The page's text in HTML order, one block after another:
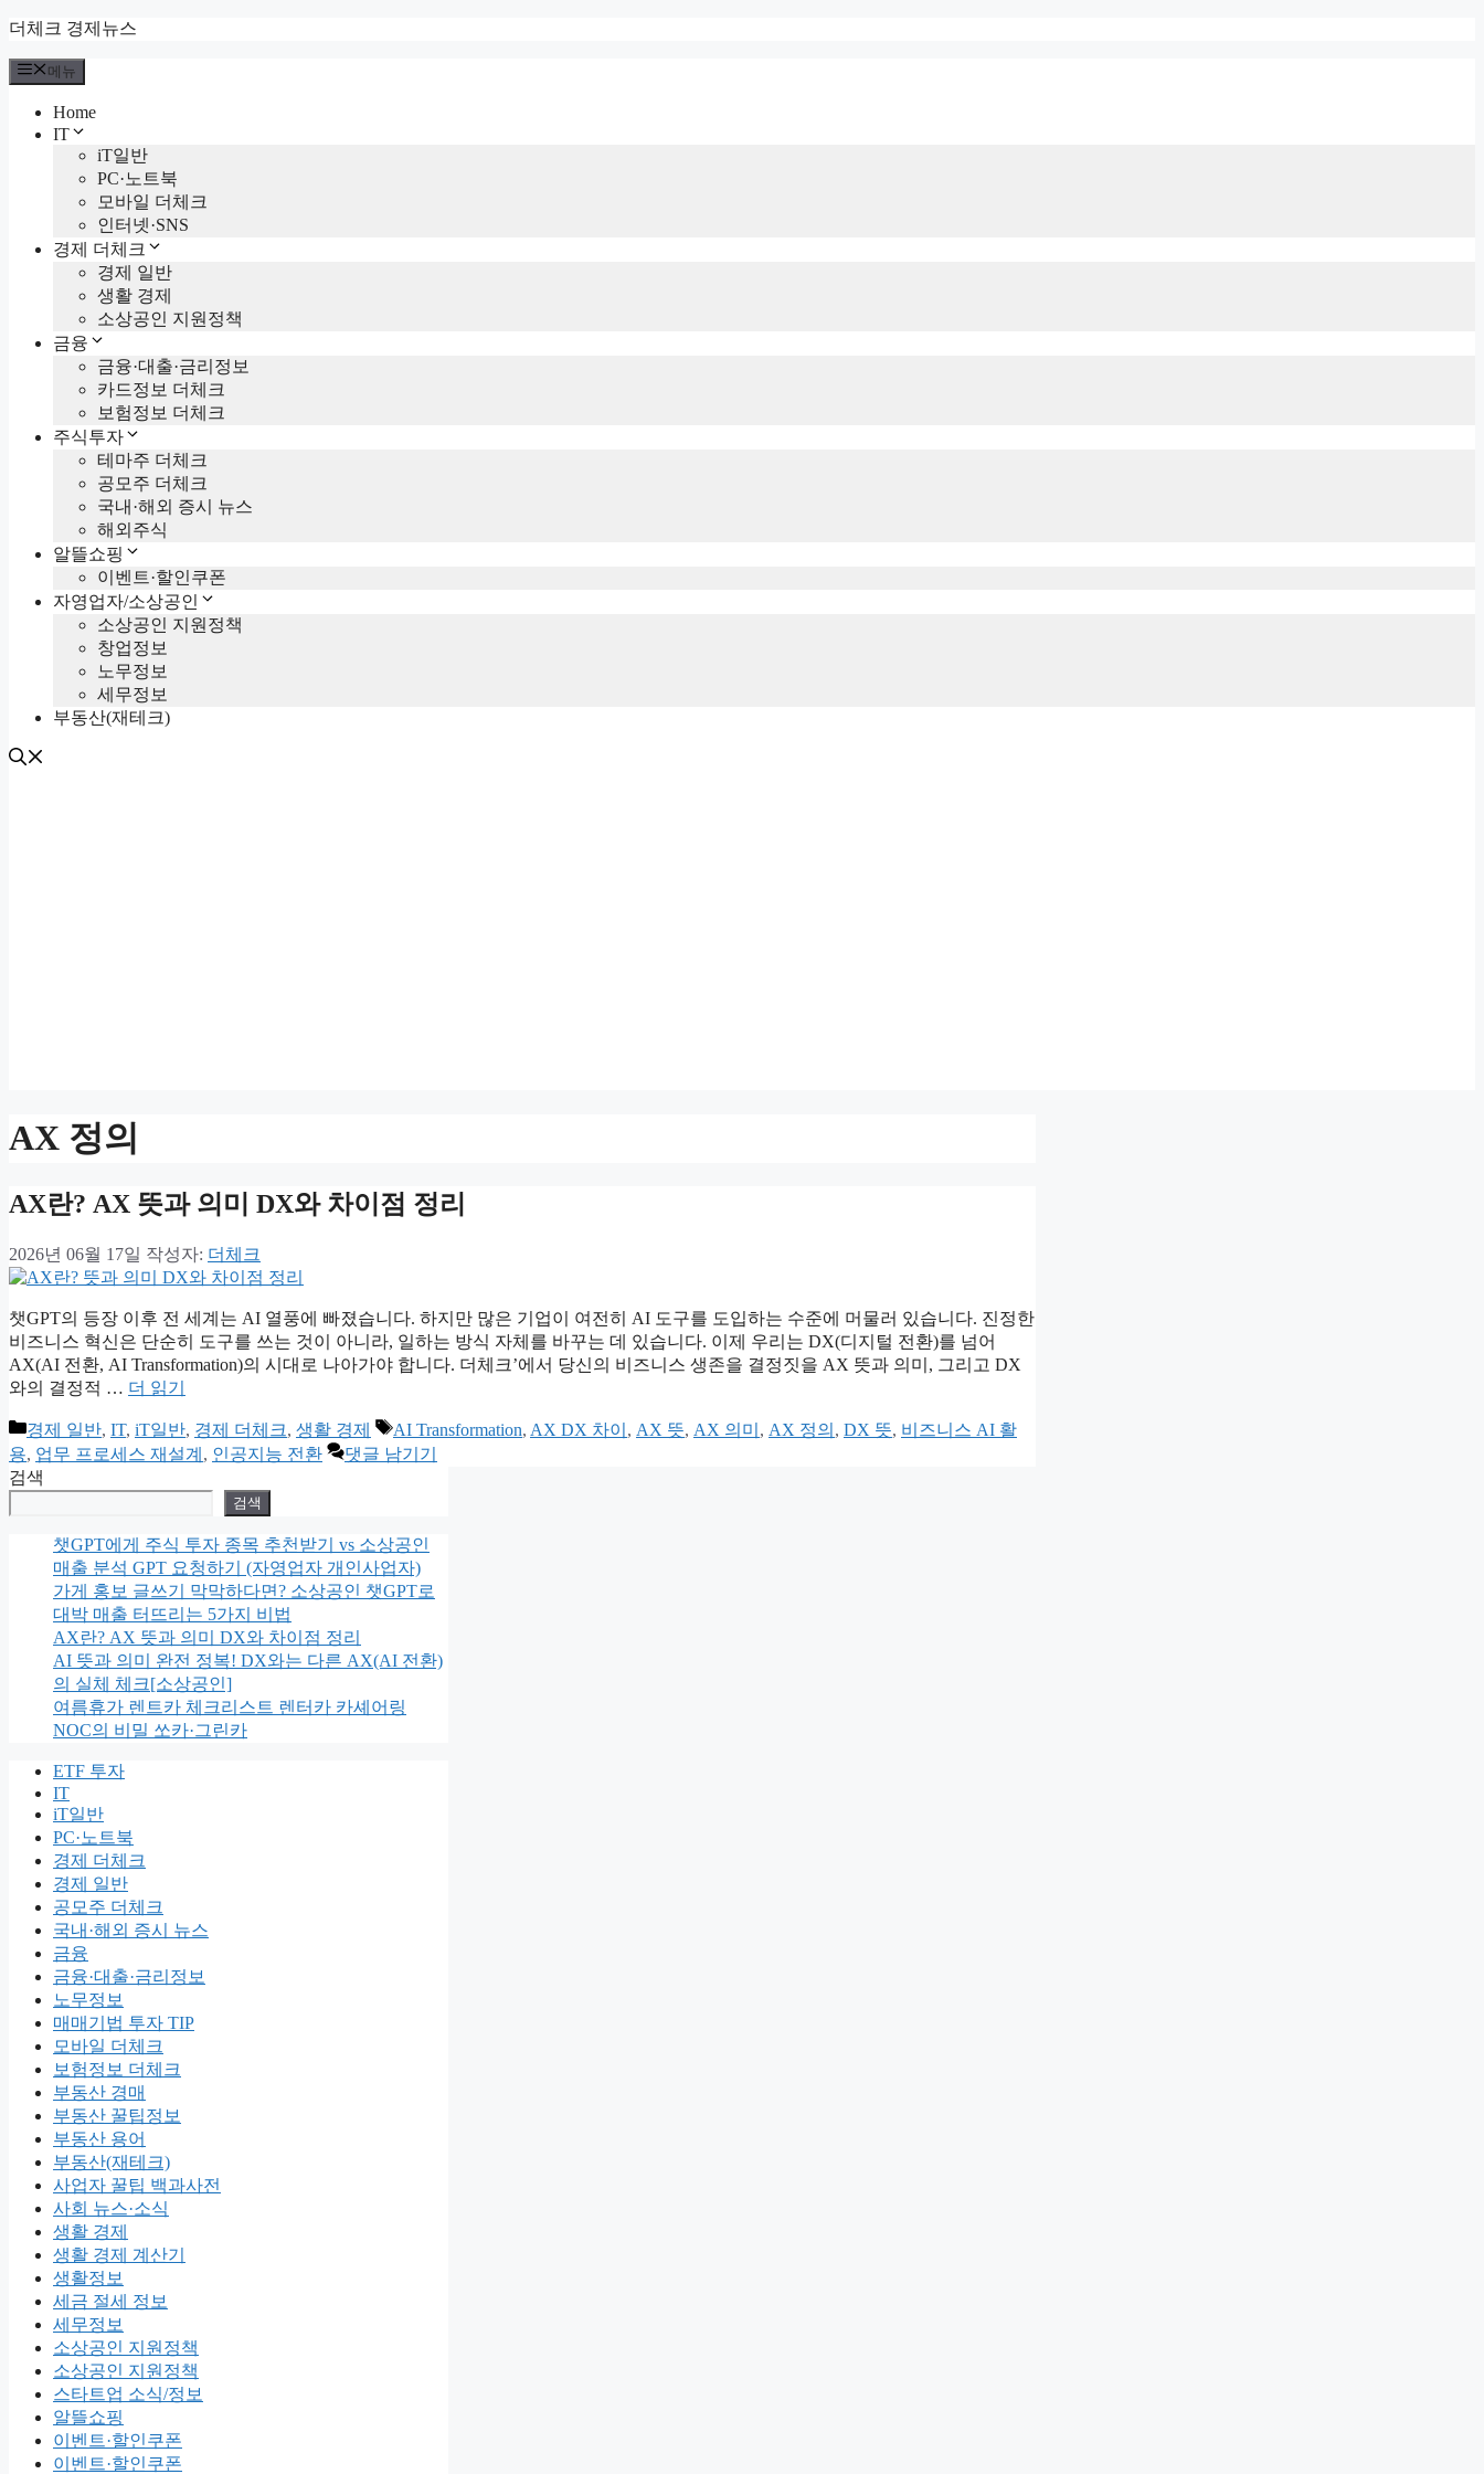
컨
츠
더체크 경제뉴스
메뉴
Home
IT
iT일반
PC·노트북
모바일 더체크
인터넷·SNS
경제 더체크
경제 일반
생활 경제
소상공인 지원정책
금융
금융·대출·금리정보
카드정보 더체크
보험정보 더체크
주식투자
테마주 더체크
공모주 더체크
국내·해외 증시 뉴스
해외주식
알뜰쇼핑
이벤트·할인쿠폰
자영업자/소상공인
소상공인 지원정책
창업정보
노무정보
세무정보
부동산(재테크)
AX 정의
AX란? AX 뜻과 의미 DX와 차이점 정리
2026년 06월 17일 작성자: 더체크
챗GPT의 등장 이후 전 세계는 AI 열풍에 빠졌습니다. 하지만 많은 기업이 여전히 AI 도구를 도입하는 수준에 머물러 있습니다. 진정한
비즈니스 혁신은 단순히 도구를 쓰는 것이 아니라, 일하는 방식 자체를 바꾸는 데 있습니다. 이제 우리는 DX(디지털 전환)를 넘어
AX(AI 전환, AI Transformation)의 시대로 나아가야 합니다. 더체크’에서 당신의 비즈니스 생존을 결정짓을 AX 뜻과 의미, 그리고 DX
와의 결정적 … 더 읽기
카
테
고
리
경제 일반, IT, iT일반, 경제 더체크, 생활 경제
태
그
AI Transformation, AX DX 차이 , AX 뜻, AX 의미 , AX 정의 , DX 뜻, 비즈니스 AI 활
용, 업무 프로세스 재설계 , 인공지능 전환
댓글 남기기
검색
검색
챗GPT에게 주식 투자 종목 추천받기 vs 소상공인
매출 분석 GPT 요청하기 (자영업자 개인사업자)
가게 홍보 글쓰기 막막하다면? 소상공인 챗GPT로
대박 매출 터뜨리는 5가지 비법
AX란? AX 뜻과 의미 DX와 차이점 정리
AI 뜻과 의미 완전 정복! DX와는 다른 AX(AI 전환)
의 실체 체크[소상공인]
여름휴가 렌트카 체크리스트 렌터카 카셰어링
NOC의 비밀 쏘카·그린카
ETF 투자
IT
iT일반
PC·노트북
경제 더체크
경제 일반
공모주 더체크
국내·해외 증시 뉴스
금융
금융·대출·금리정보
노무정보
매매기법 투자 TIP
모바일 더체크
보험정보 더체크
부동산 경매
부동산 꿀팁정보
부동산 용어
부동산(재테크)
사업자 꿀팁 백과사전
사회 뉴스·소식
생활 경제
생활 경제 계산기
생활정보
세금 절세 정보
세무정보
소상공인 지원정책
소상공인 지원정책
스타트업 소식/정보
알뜰쇼핑
이벤트·할인쿠폰
이벤트·할인쿠폰